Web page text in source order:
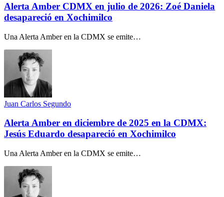
Alerta Amber CDMX en julio de 2026: Zoé Daniela
desapareció en Xochimilco
Una Alerta Amber en la CDMX se emite…
Juan Carlos Segundo
Alerta Amber en diciembre de 2025 en la CDMX:
Jesús Eduardo desapareció en Xochimilco
Una Alerta Amber en la CDMX se emite…